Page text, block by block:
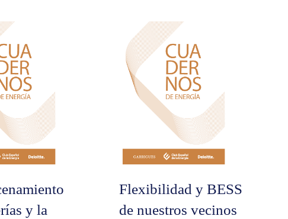
y la
Flexibilidad y BESS
de nuestros vecinos